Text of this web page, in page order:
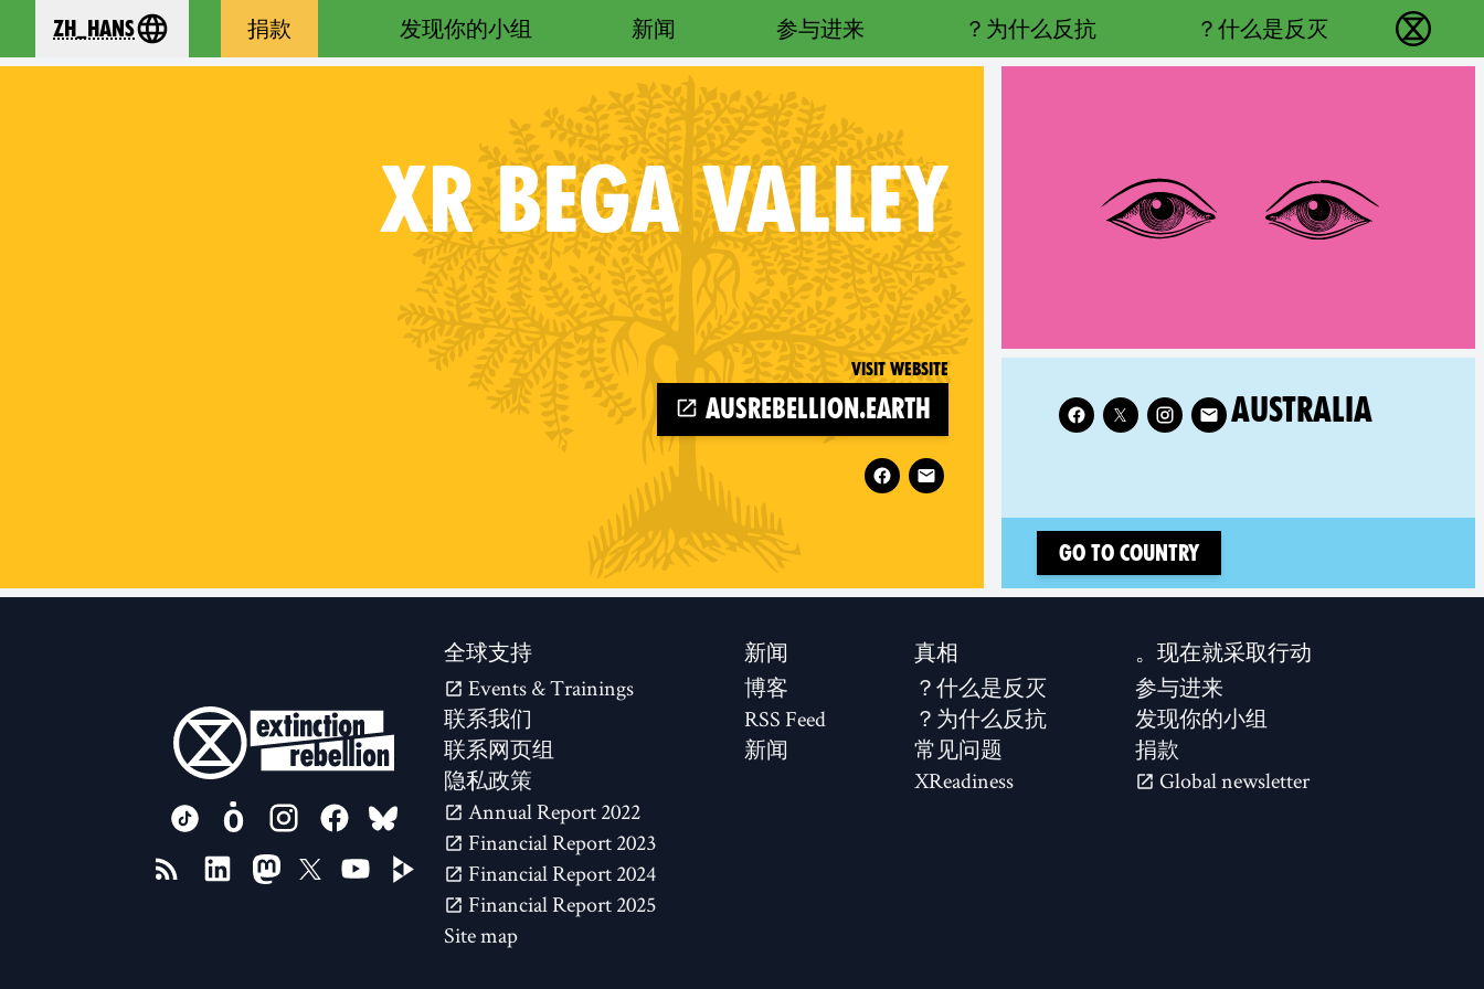
反抗灭绝 - Home
什么是反灭？
为什么反抗？
参与进来
新闻
发现你的小组
捐款
your language
zh_Hans
XRBEGA VALLEY
Visit website
ausrebellion.earth
Follow XR Bega Valley on
RELATED COUNTRY GROUP:
AUSTRALIA
Follow XR Australia on
Go to country
现在就采取行动。
参与进来
发现你的小组
捐款
Global newsletter
真相
什么是反灭？
为什么反抗？
常见问题
XReadiness
新闻
博客
RSS Feed
新闻
全球支持
Events & Trainings
联系我们
联系网页组
隐私政策
2022 Annual Report
2023 Financial Report
2024 Financial Report
2025 Financial Report
Site map
FOLLOW US ON